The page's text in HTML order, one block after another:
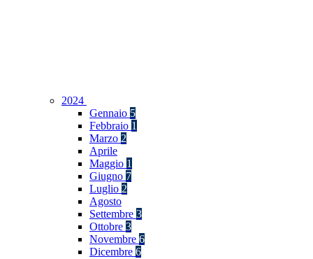
2024
Gennaio 5
Febbraio 1
Marzo 2
Aprile
Maggio 1
Giugno 7
Luglio 2
Agosto
Settembre 3
Ottobre 3
Novembre 6
Dicembre 6